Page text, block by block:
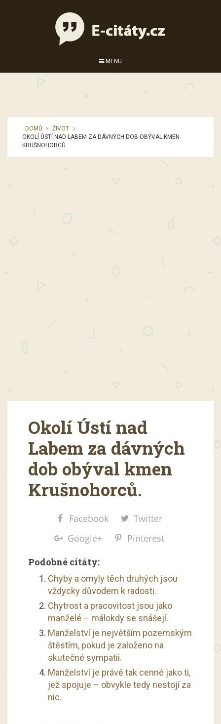
MENU
DOMŮ
ŽIVOT
OKOLÍ ÚSTÍ NAD LABEM ZA DÁVNÝCH DOB OBÝVAL KMEN
KRUŠNOHORCŮ.
Okolí Ústí nad
Labem za dávných
dob obýval kmen
Krušnohorců.
Facebook
Twitter
Google+
Pinterest
Podobné citáty:
Chyby a omyly těch druhých jsou
vždycky důvodem k radosti.
Chytrost a pracovitost jsou jako
manželé – málokdy se snášejí.
Manželství je největším pozemským
štěstím, pokud je založeno na
skutečné sympatii.
Manželství je právě tak cenné jako ti,
jež spojuje – obvykle tedy nestojí za
nic.